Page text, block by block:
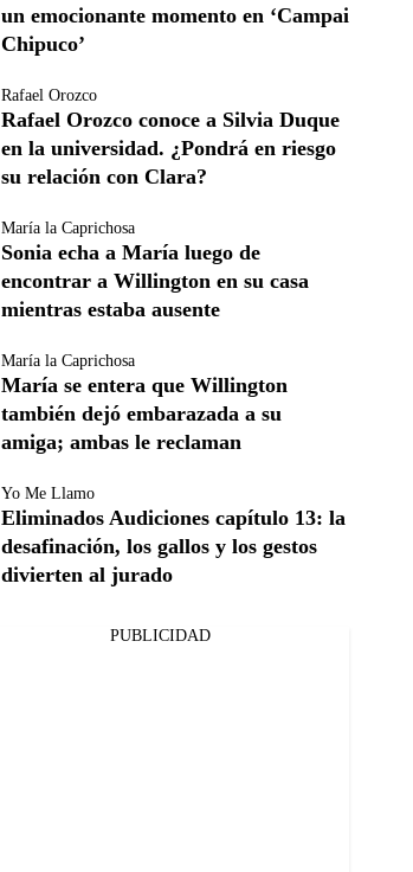
un emocionante momento en ‘Campai
Chipuco’
Rafael Orozco
Rafael Orozco conoce a Silvia Duque
en la universidad. ¿Pondrá en riesgo
su relación con Clara?
María la Caprichosa
Sonia echa a María luego de
encontrar a Willington en su casa
mientras estaba ausente
María la Caprichosa
María se entera que Willington
también dejó embarazada a su
amiga; ambas le reclaman
Yo Me Llamo
Eliminados Audiciones capítulo 13: la
desafinación, los gallos y los gestos
divierten al jurado
PUBLICIDAD